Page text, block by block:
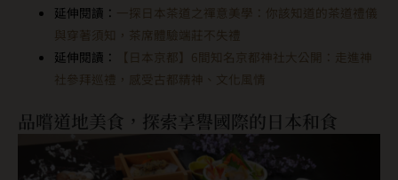
延伸閱讀：
一探日本茶道之禪意美學：你該知道的茶道禮儀
與穿著須知，茶席體驗端莊不失禮
延伸閱讀：
【日本京都】6間知名京都神社大公開：走進神
社參拜巡禮，感受古都精神、文化風情
品嚐道地美食，探索享譽國際的日本和食